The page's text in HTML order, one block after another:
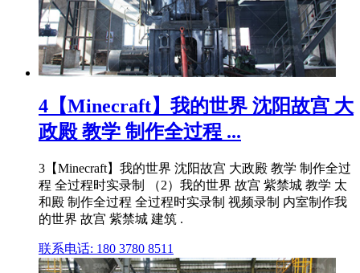
4【Minecraft】我的世界 沈阳故宫 大
政殿 教学 制作全过程 ...
3【Minecraft】我的世界 沈阳故宫 大政殿 教学 制作全过
程 全过程时实录制 （2）我的世界 故宫 紫禁城 教学 太
和殿 制作全过程 全过程时实录制 视频录制 内室制作我
的世界 故宫 紫禁城 建筑 .
联系电话: 180 3780 8511